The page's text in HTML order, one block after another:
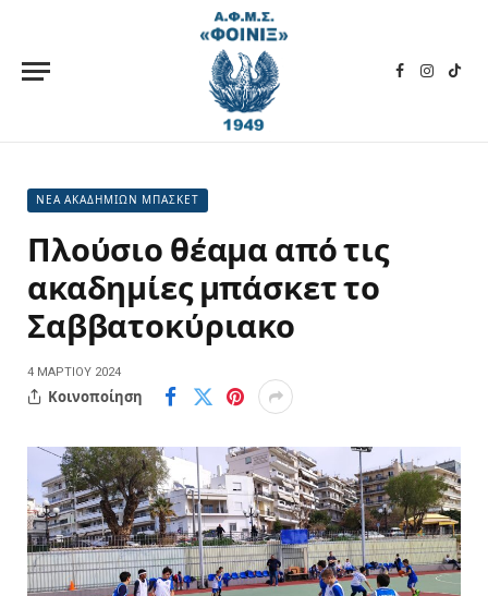
Facebook
ΝΕΑ ΑΚΑΔΗΜΙΩΝ ΜΠΑΣΚΕΤ
Πλούσιο θέαμα από τις
ακαδημίες μπάσκετ το
Σαββατοκύριακο
4 ΜΑΡΤΊΟΥ 2024
Κοινοποίηση